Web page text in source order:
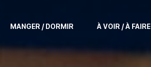
MANGER / DORMIR À VOIR / À FAIRE